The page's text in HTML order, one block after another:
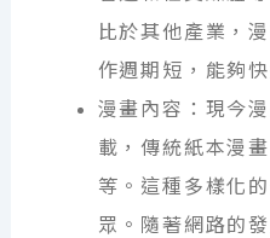
比於其他產業，
作週期短，能夠
漫畫內容：現今
載，傳統紙本漫
等。這種多樣化
眾。隨著網路的